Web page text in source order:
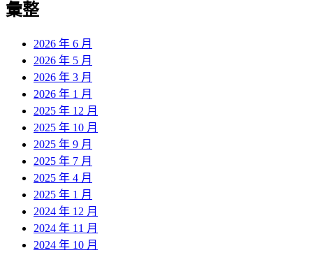
彙整
2026 年 6 月
2026 年 5 月
2026 年 3 月
2026 年 1 月
2025 年 12 月
2025 年 10 月
2025 年 9 月
2025 年 7 月
2025 年 4 月
2025 年 1 月
2024 年 12 月
2024 年 11 月
2024 年 10 月